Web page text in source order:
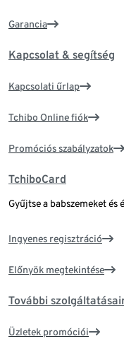
Garancia
Kapcsolat & segítség
Kapcsolati űrlap
Tchibo Online fiók
Promóciós szabályzatok
TchiboCard
Gyűjtse a babszemeket és
Ingyenes regisztráció
Előnyök megtekintése
További
Üzletek promóciói